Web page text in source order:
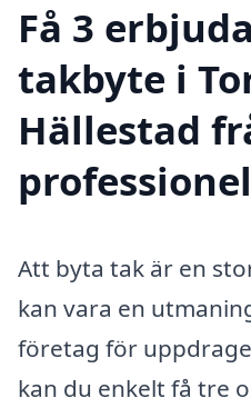
Få 3
takbyte i
Hällestad
Att byta tak är en
kan vara en
företag för
kan du enkelt få tre